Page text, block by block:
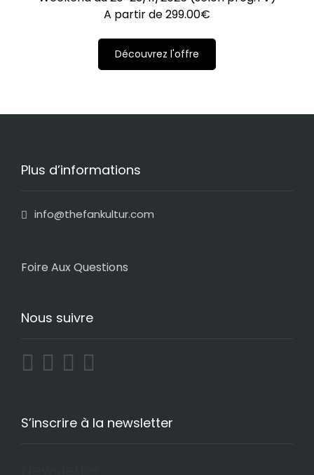
A partir de299.00€
Découvrez l'offre
Plus d’informations
info@thefankultur.com
Foire Aux Questions
Nous suivre
S’inscrire à la newsletter